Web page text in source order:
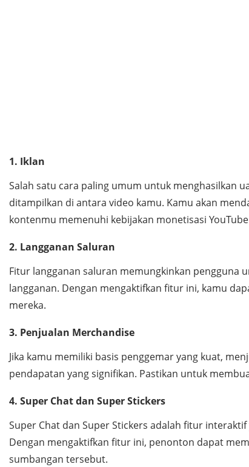
1. Iklan
Salah satu cara paling umum untuk menghasilkan
ditampilkan di antara video kamu. Kamu akan
kontenmu memenuhi kebijakan monetisasi
2. Langganan Saluran
Fitur langganan saluran memungkinkan pengguna
langganan. Dengan mengaktifkan fitur ini, kamu
mereka.
3. Penjualan Merchandise
Jika kamu memiliki basis penggemar yang kuat,
pendapatan yang signifikan. Pastikan untuk
4. Super Chat dan Super Stickers
Super Chat dan Super Stickers adalah fitur
Dengan mengaktifkan fitur ini, penonton dapat
sumbangan tersebut.